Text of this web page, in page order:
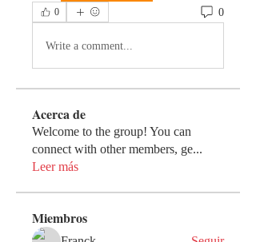
0
0
Write a comment...
Acerca de
Welcome to the group! You can
connect with other members, ge...
Leer más
Miembros